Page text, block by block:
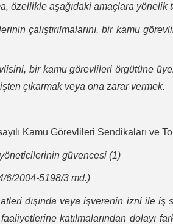
aşağıdaki amaçlara yönelik
bir kamu
bir kamu görevlileri örgütüne
çıkarmak veya ona zarar vermek.
Kamu Görevlileri Sendikaları ve
güvencesi (1)
6/2004-5198/3 md.)
dışında veya işverenin izni ile iş
katılmalarından dolayı